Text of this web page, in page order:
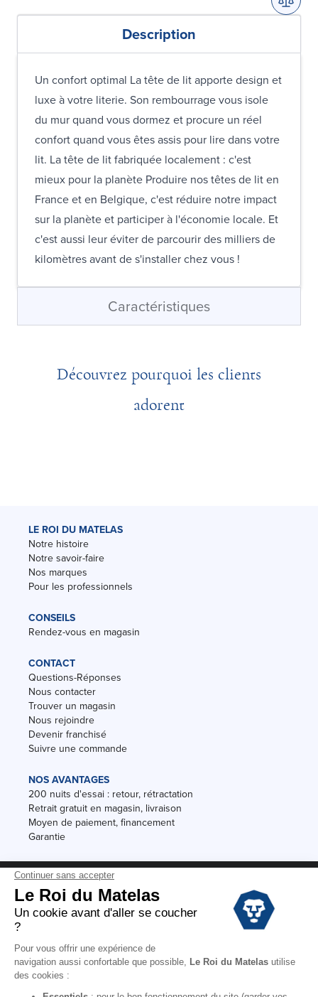
Description
Un confort optimal La tête de lit apporte design et
luxe à votre literie. Son rembourrage vous isole
du mur quand vous dormez et procure un réel
confort quand vous êtes assis pour lire dans votre
lit. La tête de lit fabriquée localement : c'est
mieux pour la planète Produire nos têtes de lit en
France et en Belgique, c'est réduire notre impact
sur la planète et participer à l'économie locale. Et
c'est aussi leur éviter de parcourir des milliers de
kilomètres avant de s'installer chez vous !
Caractéristiques
Découvrez pourquoi les clients
adorent
LE ROI DU MATELAS
Notre histoire
Notre savoir-faire
Nos marques
Pour les professionnels
CONSEILS
Rendez-vous en magasin
CONTACT
Questions-Réponses
Nous contacter
Trouver un magasin
Nous rejoindre
Devenir franchisé
Suivre une commande
NOS AVANTAGES
200 nuits d'essai : retour, rétractation
Retrait gratuit en magasin, livraison
Moyen de paiement, financement
Garantie
Conditions des offres
Black Friday
Destockage
Conditions Générales de vente magasin